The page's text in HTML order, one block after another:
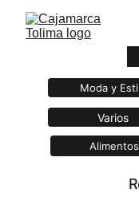
Moda y
Varios
Alimentos